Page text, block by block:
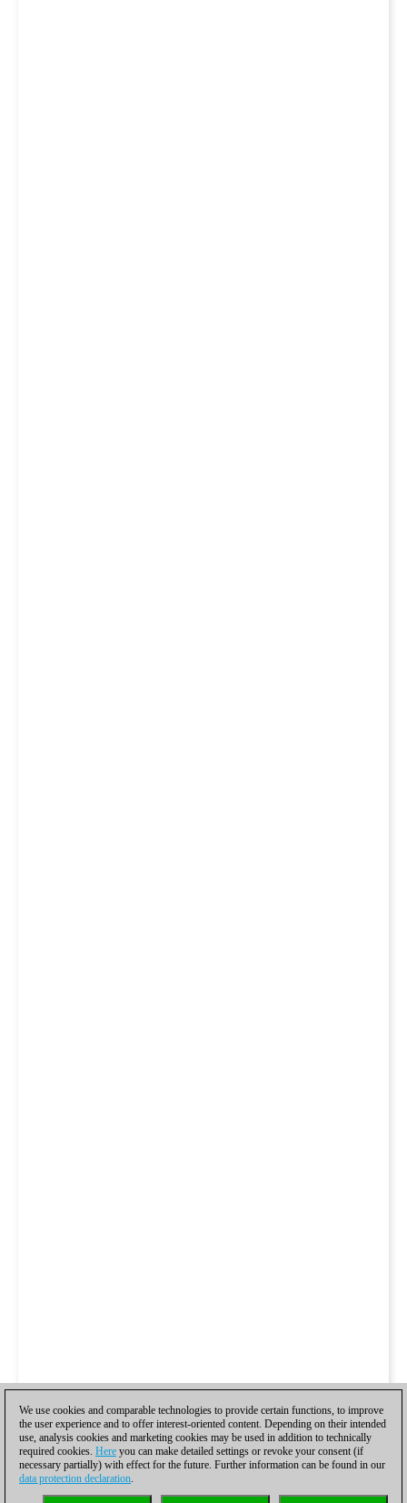
We use cookies and comparable technologies to provide certain functions, to improve
the user experience and to offer interest-oriented content. Depending on their intended
use, analysis cookies and marketing cookies may be used in addition to technically
required cookies. Here you can make detailed settings or revoke your consent (if
necessary partially) with effect for the future. Further information can be found in our
data protection declaration.